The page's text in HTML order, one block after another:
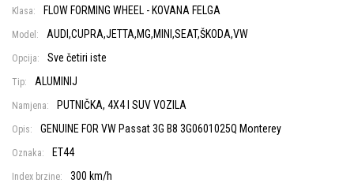
Klasa: FLOW FORMING WHEEL - KOVANA FELGA
Model: AUDI,CUPRA,JETTA,MG,MINI,SEAT,ŠKODA,VW
Opcija: Sve četiri iste
Tip: ALUMINIJ
Namjena: PUTNIČKA, 4X4 I SUV VOZILA
Opis: GENUINE FOR VW Passat 3G B8 3G0601025Q Monterey
Oznaka: ET44
Index brzine: 300 km/h